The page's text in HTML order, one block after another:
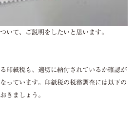
いて、ご説明をしたいと思います。
印紙税も、適切に納付されているか確認が
っています。印紙税の税務調査には以下の
きましょう。